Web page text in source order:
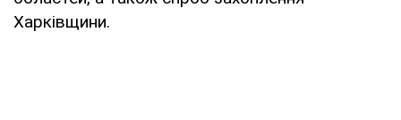
Харківщини.